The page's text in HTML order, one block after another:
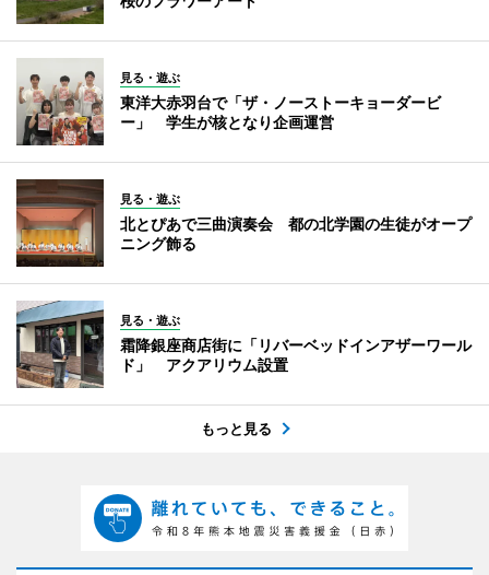
見る・遊ぶ
東洋大赤羽台で「ザ・ノーストーキョーダービ
ー」 学生が核となり企画運営
見る・遊ぶ
北とぴあで三曲演奏会 都の北学園の生徒がオープ
ニング飾る
見る・遊ぶ
霜降銀座商店街に「リバーベッドインアザーワール
ド」 アクアリウム設置
もっと見る